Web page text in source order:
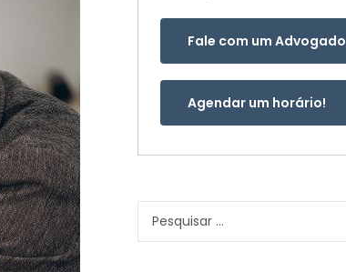
Fale com um Advogado
Agendar um horário!
Pesquisar